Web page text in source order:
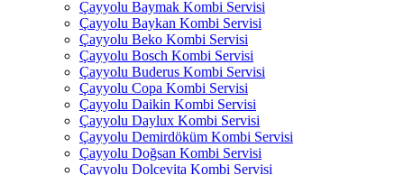
Çayyolu Baymak Kombi Servisi
Çayyolu Baykan Kombi Servisi
Çayyolu Beko Kombi Servisi
Çayyolu Bosch Kombi Servisi
Çayyolu Buderus Kombi Servisi
Çayyolu Copa Kombi Servisi
Çayyolu Daikin Kombi Servisi
Çayyolu Daylux Kombi Servisi
Çayyolu Demirdöküm Kombi Servisi
Çayyolu Doğsan Kombi Servisi
Çayyolu Dolcevita Kombi Servisi